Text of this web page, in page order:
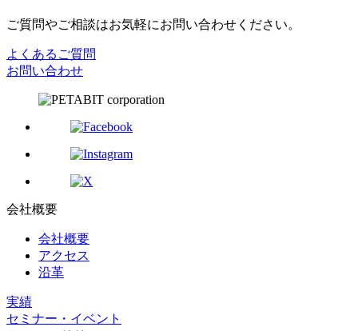
ご質問やご相談はお気軽にお問い合わせください。
よくあるご質問
お問い合わせ
会社概要
会社概要
アクセス
沿革
実績
セミナー・イベント